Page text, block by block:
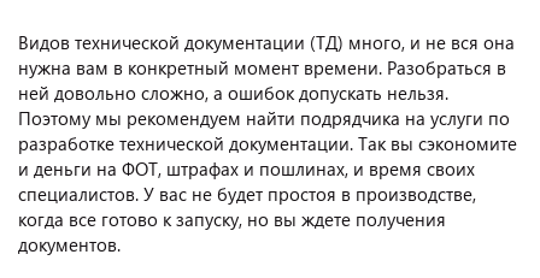
Видов технической документации (ТД) много, и не вся она
нужна вам в конкретный момент времени. Разобраться в
ней довольно сложно, а ошибок допускать нельзя.
Поэтому мы рекомендуем найти подрядчика на услуги по
разработке технической документации. Так вы сэкономите
и деньги на ФОТ, штрафах и пошлинах, и время своих
специалистов. У вас не будет простоя в производстве,
когда все готово к запуску, но вы ждете получения
документов.